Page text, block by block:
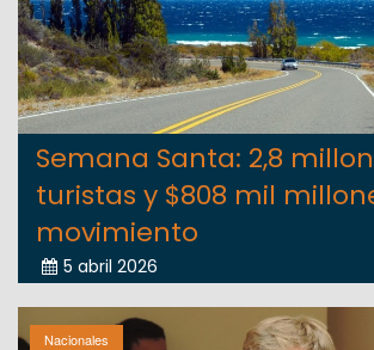
Semana Santa: 2,8
turistas y $808 mil
movimiento
5 abril 2026
Nacionales